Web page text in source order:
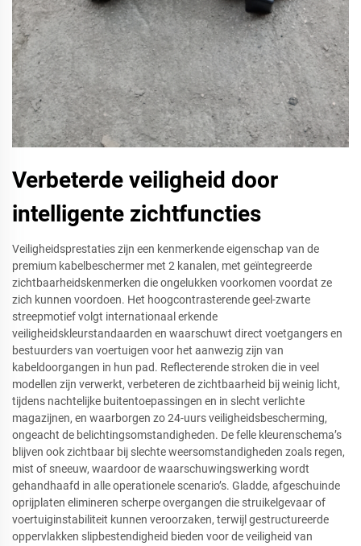
Verbeterde veiligheid door
intelligente zichtfuncties
Veiligheidsprestaties zijn een kenmerkende eigenschap van de
premium kabelbeschermer met 2 kanalen, met geïntegreerde
zichtbaarheidskenmerken die ongelukken voorkomen voordat ze
zich kunnen voordoen. Het hoogcontrasterende geel-zwarte
streepmotief volgt internationaal erkende
veiligheidskleurstandaarden en waarschuwt direct voetgangers en
bestuurders van voertuigen voor het aanwezig zijn van
kabeldoorgangen in hun pad. Reflecterende stroken die in veel
modellen zijn verwerkt, verbeteren de zichtbaarheid bij weinig licht,
tijdens nachtelijke buitentoepassingen en in slecht verlichte
magazijnen, en waarborgen zo 24-uurs veiligheidsbescherming,
ongeacht de belichtingsomstandigheden. De felle kleurenschema’s
blijven ook zichtbaar bij slechte weersomstandigheden zoals regen,
mist of sneeuw, waardoor de waarschuwingswerking wordt
gehandhaafd in alle operationele scenario’s. Gladde, afgeschuinde
oprijplaten elimineren scherpe overgangen die struikelgevaar of
voertuiginstabiliteit kunnen veroorzaken, terwijl gestructureerde
oppervlakken slipbestendigheid bieden voor de veiligheid van